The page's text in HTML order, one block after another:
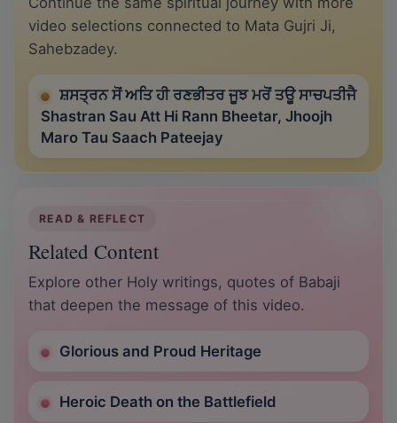
video selections connected to Mata Gujri Ji,
Sahebzadey.
ਸ਼ਸਤ੍ਰਨ ਸੋਂ ਅਤਿ ਹੀ ਰਣਭੀਤਰ ਜੂਝ ਮਰੋਂ ਤਊ ਸਾਚਪਤੀਜੈ
Shastran Sau Att Hi Rann Bheetar, Jhoojh
Maro Tau Saach Pateejay
READ & REFLECT
Related Content
Explore other Holy writings, quotes of Babaji
that deepen the message of this video.
Glorious and Proud Heritage
Heroic Death on the Battlefield